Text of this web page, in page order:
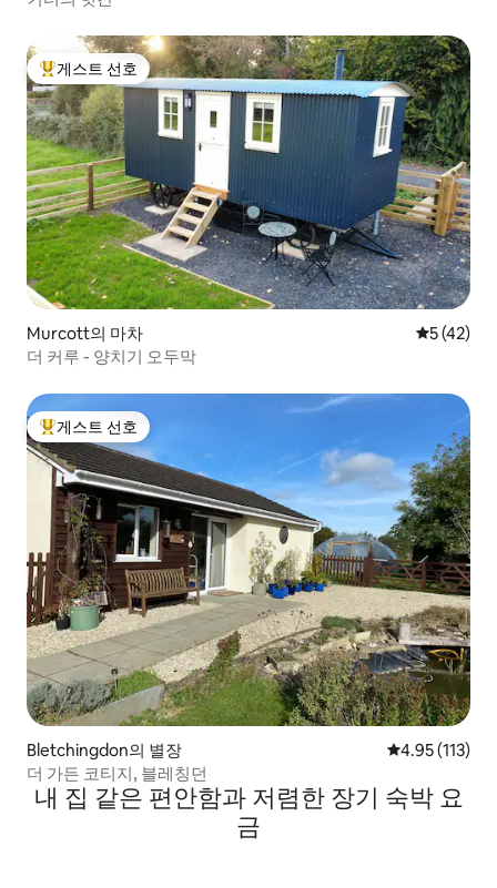
상위 게스트 선호
게스트 선호
Murcott의 마차 평점 5점
5 (42)
더 커루 - 양치기 오두막
상위 게스트 선호
게스트 선호
Bletchingdon의 별장 평점 4.95점(5
4.95 (113)
더 가든 코티지, 블레칭던
내 집 같은 편안함과 저렴한 장기 숙박 요
금